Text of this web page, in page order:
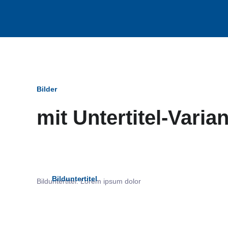
Bilder
mit Untertitel-
Bilduntertitel: Lorem ipsum dolor
Bilduntertitel